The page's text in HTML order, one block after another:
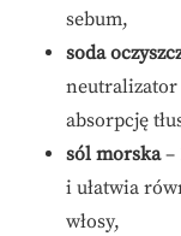
sebum,
soda
neutralizator
absorpcję
sól morska–
i ułatwia
włosy,